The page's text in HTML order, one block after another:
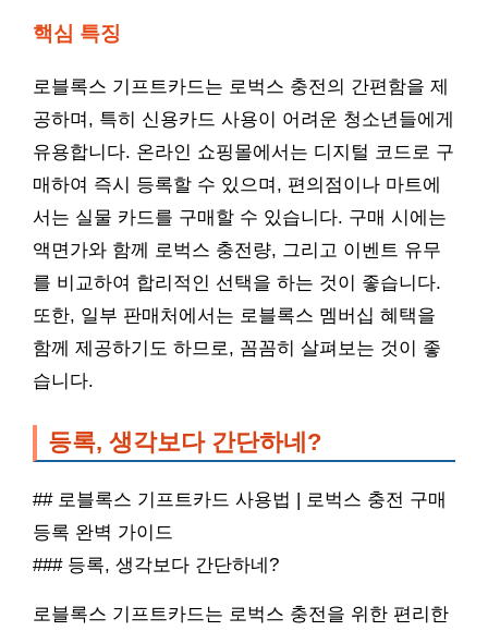
핵심 특징
로블록스 기프트카드는 로벅스 충전의 간편함을 제
공하며, 특히 신용카드 사용이 어려운 청소년들에게
유용합니다. 온라인 쇼핑몰에서는 디지털 코드로 구
매하여 즉시 등록할 수 있으며, 편의점이나 마트에
서는 실물 카드를 구매할 수 있습니다. 구매 시에는
액면가와 함께 로벅스 충전량, 그리고 이벤트 유무
를 비교하여 합리적인 선택을 하는 것이 좋습니다.
또한, 일부 판매처에서는 로블록스 멤버십 혜택을
함께 제공하기도 하므로, 꼼꼼히 살펴보는 것이 좋
습니다.
등록, 생각보다 간단하네?
## 로블록스 기프트카드 사용법 | 로벅스 충전 구매
등록 완벽 가이드
### 등록, 생각보다 간단하네?
로블록스 기프트카드는 로벅스 충전을 위한 편리한